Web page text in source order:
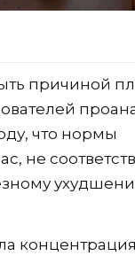
причиной
что нормы
не
концентрация